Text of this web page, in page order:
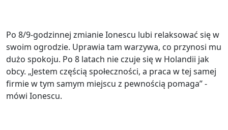
Po 8/9-godzinnej zmianie Ionescu lubi relaksować się w
swoim ogrodzie. Uprawia tam warzywa, co przynosi mu
dużo spokoju. Po 8 latach nie czuje się w Holandii jak
obcy. „Jestem częścią społeczności, a praca w tej samej
firmie w tym samym miejscu z pewnością pomaga” -
mówi Ionescu.